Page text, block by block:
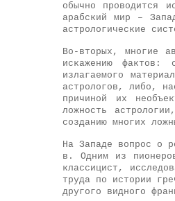
обычно проводится
арабский мир –
астрологические
Во-вторых, многие
искажению фактов:
излагаемого
астрологов, либо,
причиной их
ложность
созданию многих
На Западе вопрос о
в. Одним из
классицист,
труда по истории
другого видного